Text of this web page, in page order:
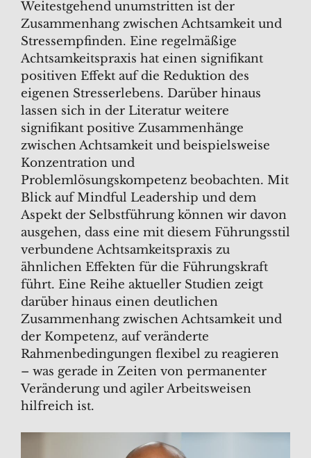
Weitestgehend unumstritten ist der
Zusammenhang zwischen Achtsamkeit und
Stressempfinden. Eine regelmäßige
Achtsamkeitspraxis hat einen signifikant
positiven Effekt auf die Reduktion des
eigenen Stresserlebens. Darüber hinaus
lassen sich in der Literatur weitere
signifikant positive Zusammenhänge
zwischen Achtsamkeit und beispielsweise
Konzentration und
Problemlösungskompetenz beobachten. Mit
Blick auf Mindful Leadership und dem
Aspekt der Selbstführung können wir davon
ausgehen, dass eine mit diesem Führungsstil
verbundene Achtsamkeitspraxis zu
ähnlichen Effekten für die Führungskraft
führt. Eine Reihe aktueller Studien zeigt
darüber hinaus einen deutlichen
Zusammenhang zwischen Achtsamkeit und
der Kompetenz, auf veränderte
Rahmenbedingungen flexibel zu reagieren
– was gerade in Zeiten von permanenter
Veränderung und agiler Arbeitsweisen
hilfreich ist.